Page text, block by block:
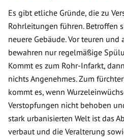
Es gibt etliche Gründe, die zu
Rohrleitungen führen. Betroffen
neuere Gebäude. Vor teuren
bewahren nur regelmäßige
Kommt es zum Rohr-Infarkt,
nichts Angenehmes. Zum
kommt es, wenn
Verstopfungen nicht behoben
stark urbanisierten Welt ist das
verbaut und die Veralterung